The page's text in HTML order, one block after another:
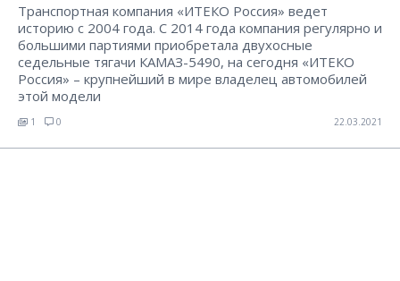
Транспортная компания «ИТЕКО Россия» ведет
историю с 2004 года. С 2014 года компания регулярно и
большими партиями приобретала двухосные
седельные тягачи КАМАЗ-5490, на сегодня «ИТЕКО
Россия» – крупнейший в мире владелец автомобилей
этой модели
1 0 22.03.2021